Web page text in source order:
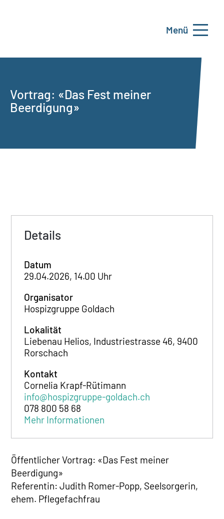
Menü
Vortrag: «Das Fest meiner
Beerdigung»
Details
Datum
29.04.2026, 14.00 Uhr
Organisator
Hospizgruppe Goldach
Lokalität
Liebenau Helios, Industriestrasse 46, 9400
Rorschach
Kontakt
Cornelia Krapf-Rütimann
info@hospizgruppe-goldach.ch
078 800 58 68
Mehr Informationen
Öffentlicher Vortrag: «Das Fest meiner
Beerdigung»
Referentin: Judith Romer-Popp, Seelsorgerin,
ehem. Pflegefachfrau